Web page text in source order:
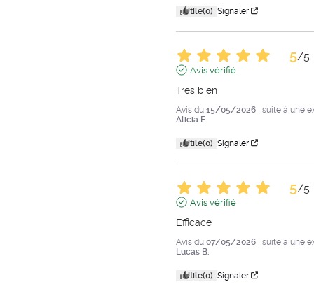
Utile(0) Signaler
5/5
Avis vérifié
Très bien
Avis du 15/05/2026
, suite à une
Alicia F.
Utile(0) Signaler
5/5
Avis vérifié
Efficace
Avis du 07/05/2026
, suite à une
Lucas B.
Utile(0) Signaler